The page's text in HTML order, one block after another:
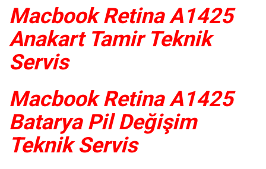
Macbook Retina A1425
Anakart Tamir Teknik
Servis
Macbook Retina A1425
Batarya Pil Değişim
Teknik Servis